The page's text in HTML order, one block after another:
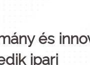
és
ipari